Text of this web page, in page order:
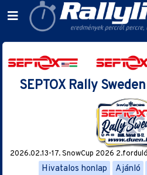
SEPTOX Rally
2026.02.13-17. SnowCup 2026
Hivatalos honlap Ajánló